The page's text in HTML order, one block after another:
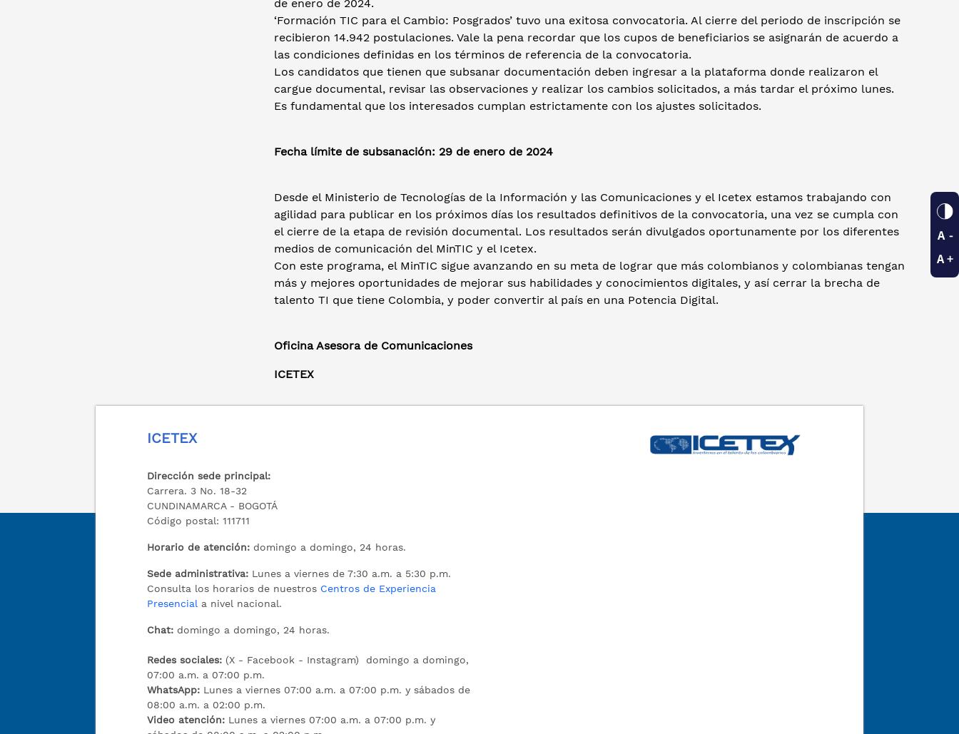
de enero de 2024.
‘Formación TIC para el Cambio: Posgrados’ tuvo una exitosa convocatoria. Al cierre del periodo de inscripción se
recibieron 14.942 postulaciones. Vale la pena recordar que los cupos de beneficiarios se asignarán de acuerdo a
las condiciones definidas en los términos de referencia de la convocatoria.
Los candidatos que tienen que subsanar documentación deben ingresar a la plataforma donde realizaron el
cargue documental, revisar las observaciones y realizar los cambios solicitados, a más tardar el próximo lunes.
Es fundamental que los interesados cumplan estrictamente con los ajustes solicitados.
Fecha límite de subsanación: 29 de enero de 2024
Desde el Ministerio de Tecnologías de la Información y las Comunicaciones y el Icetex estamos trabajando con
agilidad para publicar en los próximos días los resultados definitivos de la convocatoria, una vez se cumpla con
el cierre de la etapa de revisión documental. Los resultados serán divulgados oportunamente por los diferentes
medios de comunicación del MinTIC y el Icetex.
Con este programa, el MinTIC sigue avanzando en su meta de lograr que más colombianos y colombianas tengan
más y mejores oportunidades de mejorar sus habilidades y conocimientos digitales, y así cerrar la brecha de
talento TI que tiene Colombia, y poder convertir al país en una Potencia Digital.
Oficina Asesora de Comunicaciones
ICETEX
ICETEX
Dirección sede principal:
Carrera. 3 No. 18-32
CUNDINAMARCA - BOGOTÁ
Código postal: 111711
Horario de atención: domingo a domingo, 24 horas.
Sede administrativa: Lunes a viernes de 7:30 a.m. a 5:30 p.m.
Consulta los horarios de nuestros Centros de Experiencia
Presencial a nivel nacional.
Chat: domingo a domingo, 24 horas.
Redes sociales: (X - Facebook - Instagram) domingo a domingo,
07:00 a.m. a 07:00 p.m.
WhatsApp: Lunes a viernes 07:00 a.m. a 07:00 p.m. y sábados de
08:00 a.m. a 02:00 p.m.
Video atención: Lunes a viernes 07:00 a.m. a 07:00 p.m. y